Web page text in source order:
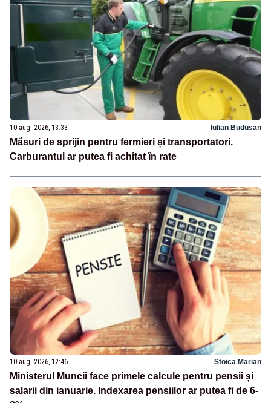
10 aug. 2026, 13:33 Iulian Budusan
Măsuri de sprijin pentru fermieri și transportatori.
Carburantul ar putea fi achitat în rate
10 aug. 2026, 12:46 Stoica Marian
Ministerul Muncii face primele calcule pentru pensii și
salarii din ianuarie. Indexarea pensiilor ar putea fi de 6-